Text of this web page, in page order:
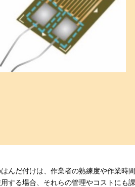
んだ付けは、作業者の熟練度や作業時
する場合、それらの管理やコストにも